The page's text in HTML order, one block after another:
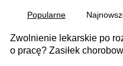
Popularne
Zwolnienie lekarskie po
o pracę? Zasiłek